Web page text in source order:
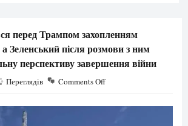
перед Трампом захопленням
Зеленський після розмови з ним
перспективу завершення війни
Переглядів Comments Off